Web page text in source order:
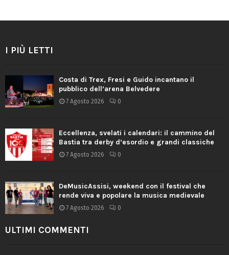
I PIÙ LETTI
Costa di Trex, Fresi e Guido incantano il
pubblico dell’arena Belvedere
7 Agosto 2026 0
Eccellenza, svelati i calendari: il cammino del
Bastia tra derby d’esordio e grandi classiche
7 Agosto 2026 0
DeMusicAssisi, weekend con il festival che
rende viva e popolare la musica medievale
7 Agosto 2026 0
ULTIMI COMMENTI